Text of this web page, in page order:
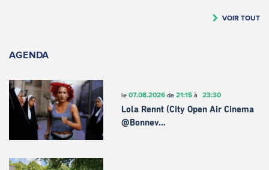
VOIR TOUT
AGENDA
le 07.08.2026de 21:15à 23:30
Lola Rennt (City Open Air Cinema
@Bonnev…